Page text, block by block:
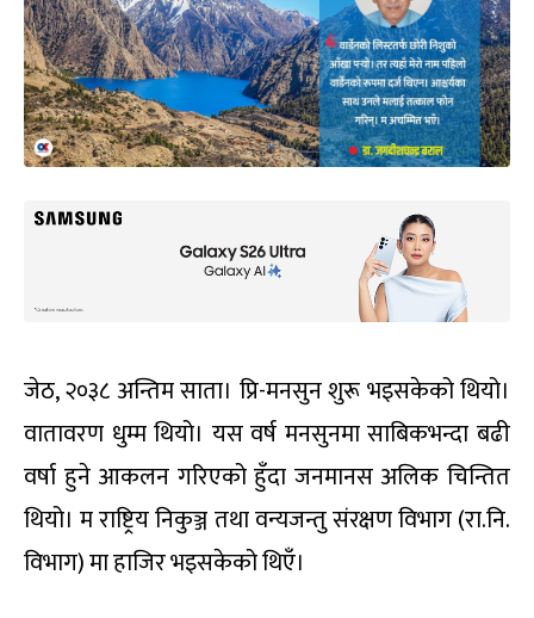
जेठ, २०३८ अन्तिम साता। प्रि-मनसुन शुरू भइसकेको थियो।
वातावरण धुम्म थियो। यस वर्ष मनसुनमा साबिकभन्दा बढी
वर्षा हुने आकलन गरिएको हुँदा जनमानस अलिक चिन्तित
थियो। म राष्ट्रिय निकुञ्ज तथा वन्यजन्तु संरक्षण विभाग (रा.नि.
विभाग) मा हाजिर भइसकेको थिएँ।